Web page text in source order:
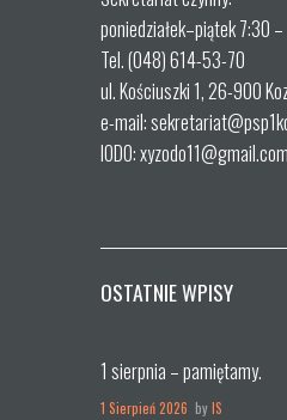
poniedziałek–piątek 7:30
Tel. (048) 614-53-70
ul. Kościuszki 1, 26-900
e-mail:
IODO: xyzodo11@gmail.com
OSTATNIE WPISY
1 sierpnia – pamiętamy.
1 Sierpień 2026 byIS